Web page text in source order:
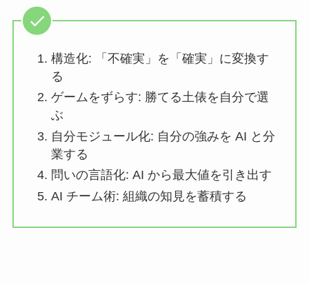
構造化: 「不確実」を「確実」に変換す
る
ゲームをずらす: 勝てる土俵を自分で選
ぶ
自分モジュール化: 自分の強みを AI と分
業する
問いの言語化: AI から最大値を引き出す
AI チーム術: 組織の知見を蓄積する